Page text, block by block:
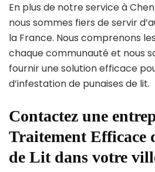
En plus de notre service à
nous sommes fiers de servir
la France. Nous comprenons
chaque communauté et nous
fournir une solution efficace
d’infestation de punaises de lit.
Contactez une
Traitement Efficace
de Lit dans votre